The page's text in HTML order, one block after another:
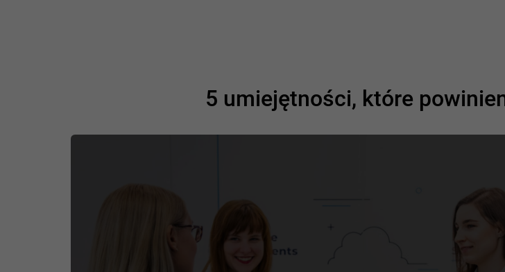
5 umiejętności, które